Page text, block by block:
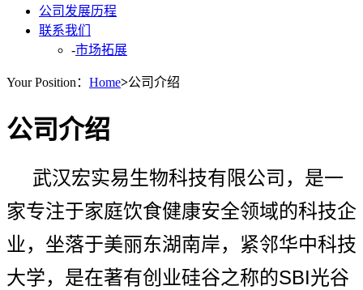
公司发展历程
联系我们
-市场拓展
Your Position： Home>公司介绍
公司介绍
武汉宏实易生物科技有限公司，是一
家专注于家庭饮食健康安全领域的科技企
业，坐落于美丽东湖南岸，紧邻华中科技
大学，是在著有创业硅谷之称的SBI光谷